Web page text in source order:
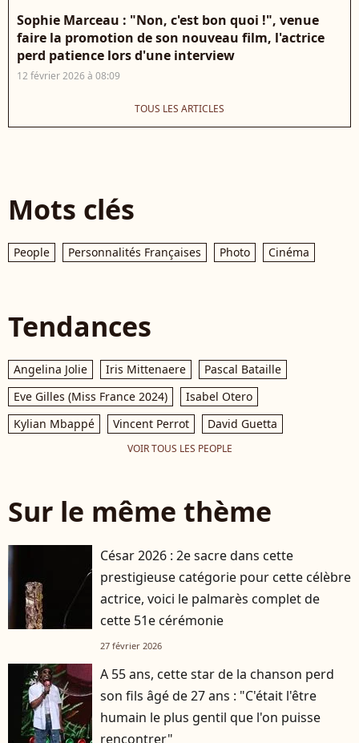
Sophie Marceau : "Non, c'est bon quoi !", venue
faire la promotion de son nouveau film, l'actrice
perd patience lors d'une interview
12 février 2026 à 08:09
TOUS LES ARTICLES
Mots clés
People Personnalités Françaises Photo Cinéma
Tendances
Angelina Jolie Iris Mittenaere
Pascal Bataille
Eve Gilles (Miss France 2024)
Isabel Otero
Kylian Mbappé
Vincent Perrot David Guetta
VOIR TOUS LES PEOPLE
Sur le même thème
César 2026 : 2e sacre dans cette
prestigieuse catégorie pour cette célèbre
actrice, voici le palmarès complet de
cette 51e cérémonie
27 février 2026
A 55 ans, cette star de la chanson perd
son fils âgé de 27 ans : "C'était l'être
humain le plus gentil que l'on puisse
rencontrer"